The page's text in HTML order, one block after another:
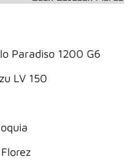
Paradiso 1200 G6
LV 150